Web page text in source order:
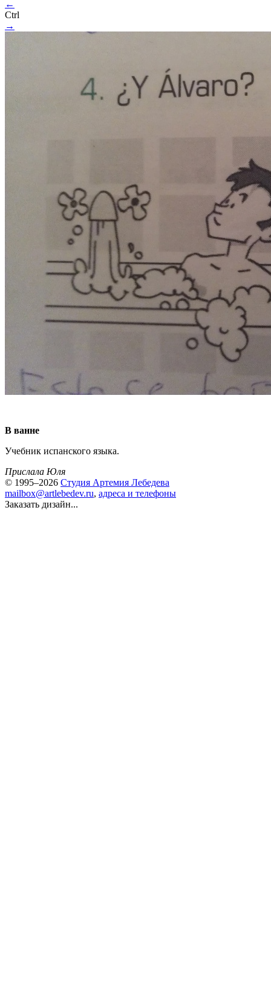
←
Ctrl
→
В ванне
Учебник испанского языка.
Прислала Юля
© 1995–2026 Студия Артемия Лебедева
mailbox@artlebedev.ru, адреса и телефоны
Заказать дизайн...